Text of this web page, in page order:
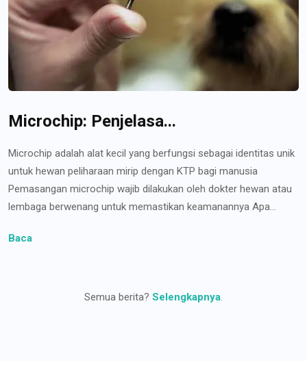
Microchip: Penjelasa...
Microchip adalah alat kecil yang berfungsi sebagai identitas unik
untuk hewan peliharaan mirip dengan KTP bagi manusia
Pemasangan microchip wajib dilakukan oleh dokter hewan atau
lembaga berwenang untuk memastikan keamanannya Apa...
Baca
Semua berita? Selengkapnya